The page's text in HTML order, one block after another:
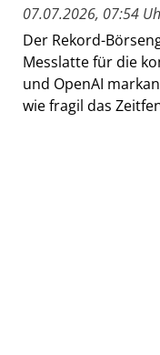
07.07.2026, 07:54
Der Rekord-
Messlatte für die
und OpenAI
wie fragil das